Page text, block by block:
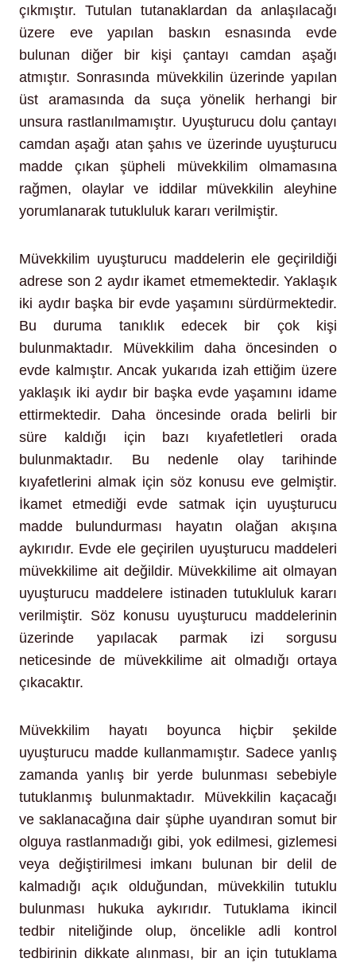
çıkmıştır. Tutulan tutanaklardan da anlaşılacağı
üzere eve yapılan baskın esnasında evde
bulunan diğer bir kişi çantayı camdan aşağı
atmıştır. Sonrasında müvekkilin üzerinde yapılan
üst aramasında da suça yönelik herhangi bir
unsura rastlanılmamıştır. Uyuşturucu dolu çantayı
camdan aşağı atan şahıs ve üzerinde uyuşturucu
madde çıkan şüpheli müvekkilim olmamasına
rağmen, olaylar ve iddilar müvekkilin aleyhine
yorumlanarak tutukluluk kararı verilmiştir.
Müvekkilim uyuşturucu maddelerin ele geçirildiği
adrese son 2 aydır ikamet etmemektedir. Yaklaşık
iki aydır başka bir evde yaşamını sürdürmektedir.
Bu duruma tanıklık edecek bir çok kişi
bulunmaktadır. Müvekkilim daha öncesinden o
evde kalmıştır. Ancak yukarıda izah ettiğim üzere
yaklaşık iki aydır bir başka evde yaşamını idame
ettirmektedir. Daha öncesinde orada belirli bir
süre kaldığı için bazı kıyafetletleri orada
bulunmaktadır. Bu nedenle olay tarihinde
kıyafetlerini almak için söz konusu eve gelmiştir.
İkamet etmediği evde satmak için uyuşturucu
madde bulundurması hayatın olağan akışına
aykırıdır. Evde ele geçirilen uyuşturucu maddeleri
müvekkilime ait değildir. Müvekkilime ait olmayan
uyuşturucu maddelere istinaden tutukluluk kararı
verilmiştir. Söz konusu uyuşturucu maddelerinin
üzerinde yapılacak parmak izi sorgusu
neticesinde de müvekkilime ait olmadığı ortaya
çıkacaktır.
Müvekkilim hayatı boyunca hiçbir şekilde
uyuşturucu madde kullanmamıştır. Sadece yanlış
zamanda yanlış bir yerde bulunması sebebiyle
tutuklanmış bulunmaktadır. Müvekkilin kaçacağı
ve saklanacağına dair şüphe uyandıran somut bir
olguya rastlanmadığı gibi, yok edilmesi, gizlemesi
veya değiştirilmesi imkanı bulunan bir delil de
kalmadığı açık olduğundan, müvekkilin tutuklu
bulunması hukuka aykırıdır. Tutuklama ikincil
tedbir niteliğinde olup, öncelikle adli kontrol
tedbirinin dikkate alınması, bir an için tutuklama